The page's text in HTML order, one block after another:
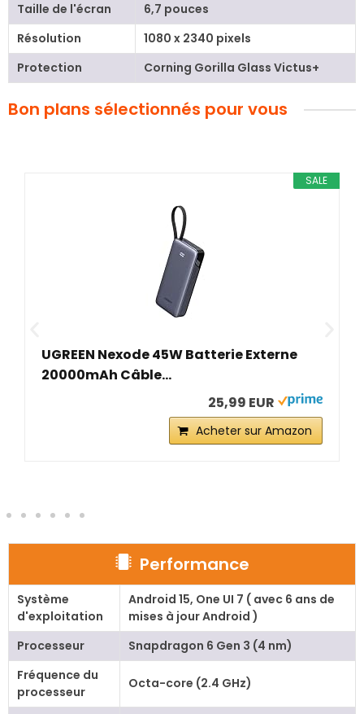
Taille de l'écran
6,7 pouces
Résolution
1080 x 2340 pixels
Protection
Corning Gorilla Glass Victus+
Bon plans sélectionnés pour vous
45W Batterie Externe
Acheter sur Amazon
14M...
Performance
Système
d'exploitation
Android 15, One UI 7 ( avec 6 ans de
mises à jour Android )
Processeur
Snapdragon 6 Gen 3 (4 nm)
Fréquence du
processeur
Octa-core (2.4 GHz)